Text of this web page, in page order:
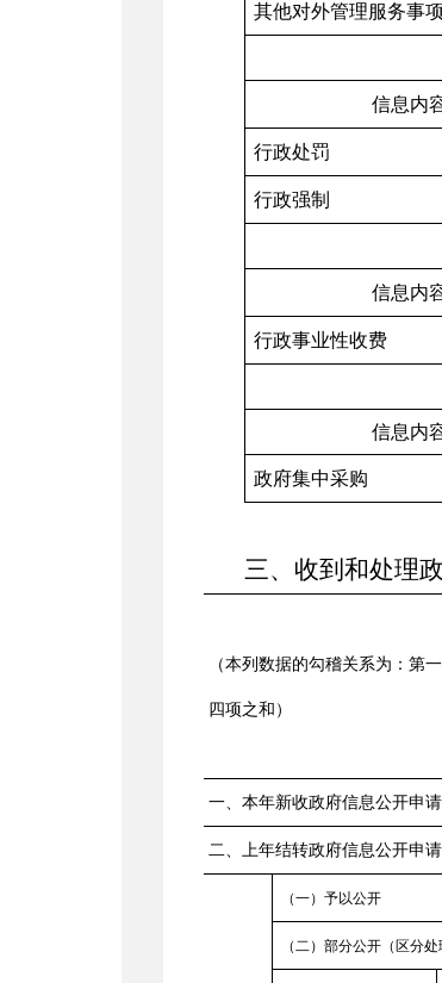
其他对外管理服务事项
信息内
行政处罚
行政强制
信息内
行政事业性收费
信息内
政府集中采购
三、收到和处理
（本列数据的勾稽关系为：第
四项之和）
一、本年新收政府信息公开申
二、上年结转政府信息公开申
（一）予以公开
（二）部分公开（区分